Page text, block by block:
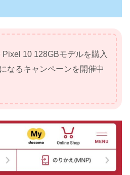
Pixel 10 128GBモデルを購入
なるキャンペーンを開催中